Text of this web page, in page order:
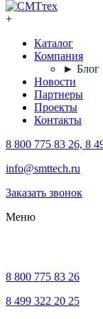
+
Каталог
Компания
► Блог
Новости
Партнеры
Проекты
Контакты
8 800 775 83 26, 8
info@smttech.ru
Заказать звонок
Меню
8 800 775 83 26
8 499 322 20 25